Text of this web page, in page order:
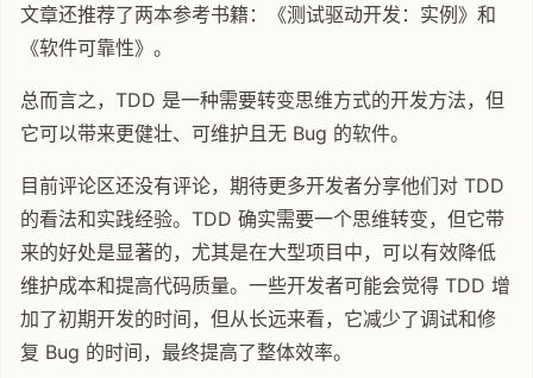
文章还推荐了两本参考书籍：《测试驱动开发：实例》和
《软件可靠性》。
总而言之，TDD 是一种需要转变思维方式的开发方法，但
它可以带来更健壮、可维护且无 Bug 的软件。
目前评论区还没有评论，期待更多开发者分享他们对 TDD
的看法和实践经验。TDD 确实需要一个思维转变，但它带
来的好处是显著的，尤其是在大型项目中，可以有效降低
维护成本和提高代码质量。一些开发者可能会觉得 TDD 增
加了初期开发的时间，但从长远来看，它减少了调试和修
复 Bug 的时间，最终提高了整体效率。